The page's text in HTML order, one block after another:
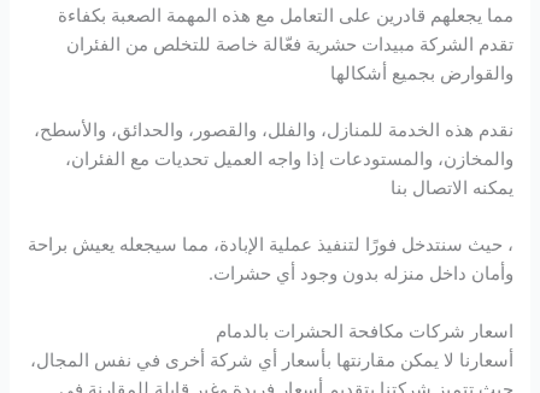
مما يجعلهم قادرين على التعامل مع هذه المهمة الصعبة بكفاءة
تقدم الشركة مبيدات حشرية فعّالة خاصة للتخلص من الفئران
والقوارض بجميع أشكالها
نقدم هذه الخدمة للمنازل، والفلل، والقصور، والحدائق، والأسطح،
والمخازن، والمستودعات إذا واجه العميل تحديات مع الفئران،
يمكنه الاتصال بنا
، حيث سنتدخل فورًا لتنفيذ عملية الإبادة، مما سيجعله يعيش براحة
وأمان داخل منزله بدون وجود أي حشرات.
اسعار شركات مكافحة الحشرات بالدمام
أسعارنا لا يمكن مقارنتها بأسعار أي شركة أخرى في نفس المجال،